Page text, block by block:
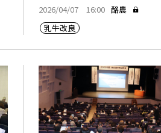
2026/04/07 16:00 酪農
乳牛改良